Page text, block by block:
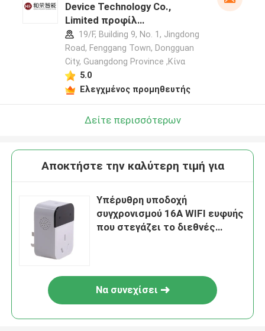
Device Technology Co.,
Limited προφίλ
κατασκευαστή
19/F, Building 9, No. 1, Jingdong
Road, Fenggang Town, Dongguan
City, Guangdong Province ,Κίνα
5.0
Ελεγχμένος προμηθευτής
Δείτε περισσότερων
Αποκτήστε την καλύτερη τιμή για
Υπέρυθρη υποδοχή
συγχρονισμού 16A WIFI ευφυής
που στεγάζει το διεθνές
Να συνεχίσει